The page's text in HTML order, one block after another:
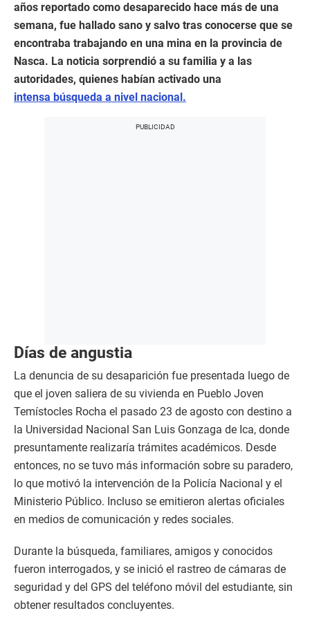
años reportado como desaparecido hace más de una
semana, fue hallado sano y salvo tras conocerse que se
encontraba trabajando en una mina en la provincia de
Nasca. La noticia sorprendió a su familia y a las
autoridades, quienes habían activado una
intensa búsqueda a nivel nacional.
Días de angustia
La denuncia de su desaparición fue presentada luego de
que el joven saliera de su vivienda en Pueblo Joven
Temístocles Rocha el pasado 23 de agosto con destino a
la Universidad Nacional San Luis Gonzaga de Ica, donde
presuntamente realizaría trámites académicos. Desde
entonces, no se tuvo más información sobre su paradero,
lo que motivó la intervención de la Policía Nacional y el
Ministerio Público. Incluso se emitieron alertas oficiales
en medios de comunicación y redes sociales.
Durante la búsqueda, familiares, amigos y conocidos
fueron interrogados, y se inició el rastreo de cámaras de
seguridad y del GPS del teléfono móvil del estudiante, sin
obtener resultados concluyentes.